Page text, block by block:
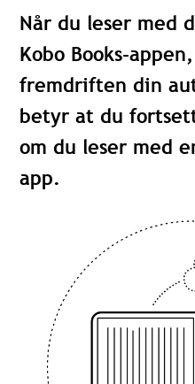
Når du leser med
Kobo Books-
fremdriften din
betyr at du
om du leser med
app.